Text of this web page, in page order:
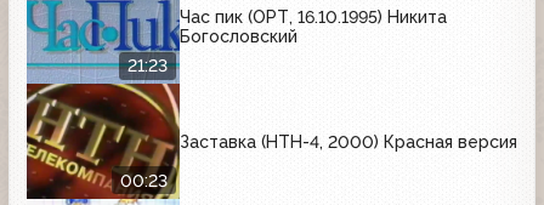
21:23
Час пик (ОРТ, 16.10.1995) Никита
Богословский
00:23
Заставка (НТН-4, 2000) Красная версия